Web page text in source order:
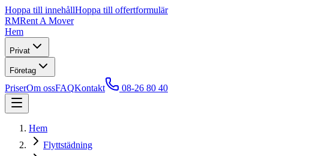
Hoppa till innehållHoppa till offertformulär
RMRent A Mover
Hem
Privat
Företag
PriserOm ossFAQKontakt 08-26 80 40
Hem
Flyttstädning